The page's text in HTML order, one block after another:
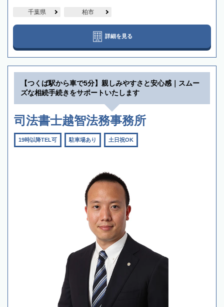
千葉県 柏市
詳細を見る
【つくば駅から車で5分】親しみやすさと安心感｜スムー
ズな相続手続きをサポートいたします
司法書士越智法務事務所
19時以降TEL可 駐車場あり 土日祝OK